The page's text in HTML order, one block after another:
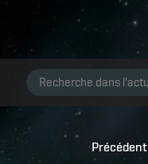
Précédent